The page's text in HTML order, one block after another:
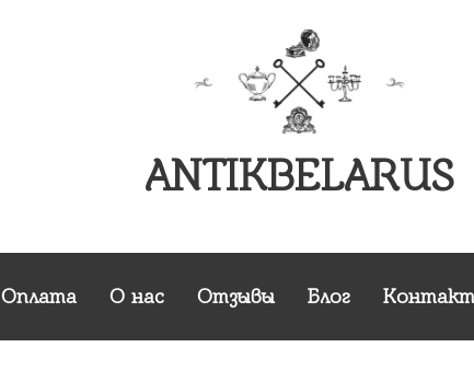
ANTIKBELARUS
Оплата О нас Отзывы Блог